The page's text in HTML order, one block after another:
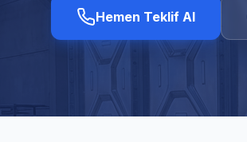
Hemen Teklif Al